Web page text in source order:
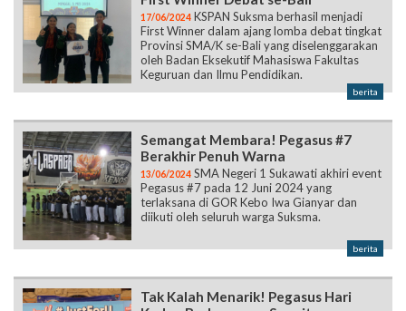
17/06/2024 KSPAN Suksma berhasil menjadi
First Winner dalam ajang lomba debat tingkat
Provinsi SMA/K se-Bali yang diselenggarakan
oleh Badan Eksekutif Mahasiswa Fakultas
Keguruan dan Ilmu Pendidikan.
berita
Semangat Membara! Pegasus #7
Berakhir Penuh Warna
13/06/2024 SMA Negeri 1 Sukawati akhiri event
Pegasus #7 pada 12 Juni 2024 yang
terlaksana di GOR Kebo Iwa Gianyar dan
diikuti oleh seluruh warga Suksma.
berita
Tak Kalah Menarik! Pegasus Hari